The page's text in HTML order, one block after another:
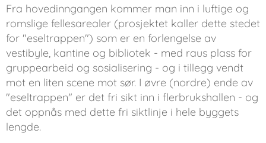
Fra hovedinngangen kommer man inn i luftige og
romslige fellesarealer (prosjektet kaller dette stedet
for "eseltrappen") som er en forlengelse av
vestibyle, kantine og bibliotek - med raus plass for
gruppearbeid og sosialisering - og i tillegg vendt
mot en liten scene mot sør. I øvre (nordre) ende av
"eseltrappen" er det fri sikt inn i flerbrukshallen - og
det oppnås med dette fri siktlinje i hele byggets
lengde.